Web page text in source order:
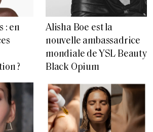
: en
?
Alisha Boe est la
nouvelle ambassadrice
mondiale de YSL Beauty
Black Opium